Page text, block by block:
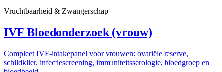
Vruchtbaarheid & Zwangerschap
IVF Bloedonderzoek (vrouw)
Compleet IVF-intakepanel voor vrouwen: ovariële reserve,
schildklier, infectiescreening, immuniteitsserologie, bloedgroep en